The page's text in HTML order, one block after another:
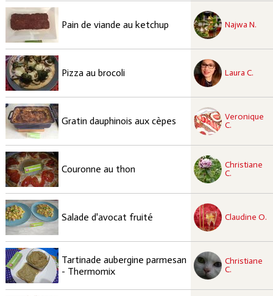
Pain de viande au ketchup Najwa N.
recette à tester
Pizza au brocoli Laura C.
recette à tester
Gratin dauphinois aux cèpes
Veronique
C.
recette à tester
Couronne au thon
Christiane
C.
recette à tester
Salade d'avocat fruité Claudine O.
recette à tester
Tartinade aubergine parmesan
- Thermomix
Christiane
C.
recette à tester